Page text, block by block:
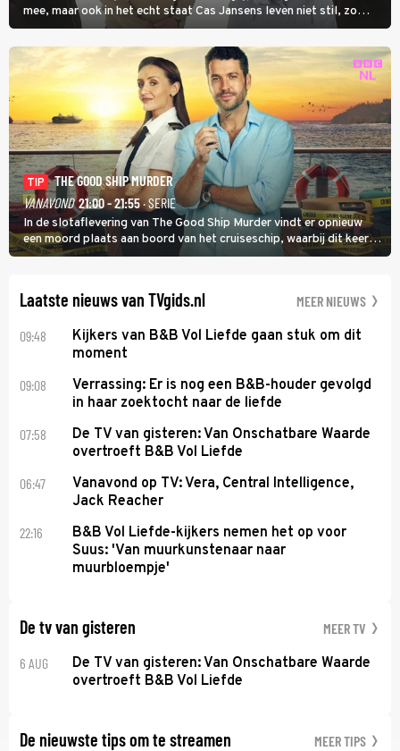
mee, maar ook in het echt staat Cas Jansens leven niet stil, zo
vertelt hij in Adieu! Volgende Kaart.
TIP
THE GOOD SHIP MURDER
VANAVOND 21:00 - 21:55· SERIE
In de slotaflevering van The Good Ship Murder vindt er opnieuw
een moord plaats aan boord van het cruiseschip, waarbij dit keer
een bemanningslid het slachtoffer is en kapitein Marlowe de dader
Laatste nieuws van TVgids.nl MEER NIEUWS
09:48
Kijkers van B&B Vol Liefde gaan stuk om dit
moment
09:08
Verrassing: Er is nog een B&B-houder gevolgd
in haar zoektocht naar de liefde
07:58
De TV van gisteren: Van Onschatbare Waarde
overtroeft B&B Vol Liefde
06:47
Vanavond op TV: Vera, Central Intelligence,
Jack Reacher
22:16
B&B Vol Liefde-kijkers nemen het op voor
Suus: 'Van muurkunstenaar naar
muurbloempje'
De tv van gisteren MEER TV
6 AUG
De TV van gisteren: Van Onschatbare Waarde
overtroeft B&B Vol Liefde
De nieuwste tips om te streamen MEER TIPS